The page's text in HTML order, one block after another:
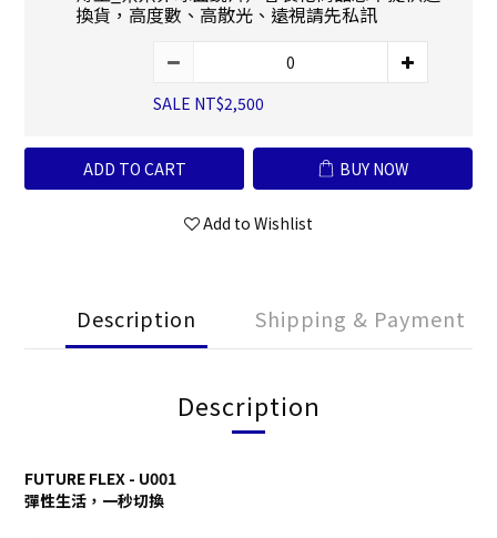
換貨，高度數、高散光、遠視請先私訊
SALE NT$2,500
ADD TO CART BUY NOW
Add to Wishlist
Description Shipping & Payment
Description
FUTURE FLEX - U001
彈性生活，一秒切換